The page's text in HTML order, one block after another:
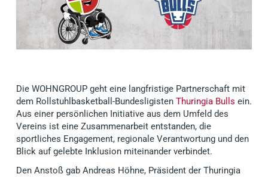
Die WOHNGROUP geht eine langfristige Partnerschaft mit
dem Rollstuhlbasketball-Bundesligisten Thuringia Bulls ein.
Aus einer persönlichen Initiative aus dem Umfeld des
Vereins ist eine Zusammenarbeit entstanden, die
sportliches Engagement, regionale Verantwortung und den
Blick auf gelebte Inklusion miteinander verbindet.
Den Anstoß gab Andreas Höhne, Präsident der Thuringia